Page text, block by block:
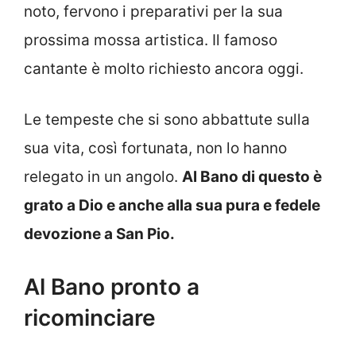
noto, fervono i preparativi per la sua
prossima mossa artistica. Il famoso
cantante è molto richiesto ancora oggi.
Le tempeste che si sono abbattute sulla
sua vita, così fortunata, non lo hanno
relegato in un angolo. Al Bano di questo è
grato a Dio e anche alla sua pura e fedele
devozione a San Pio.
Al Bano pronto a
ricominciare